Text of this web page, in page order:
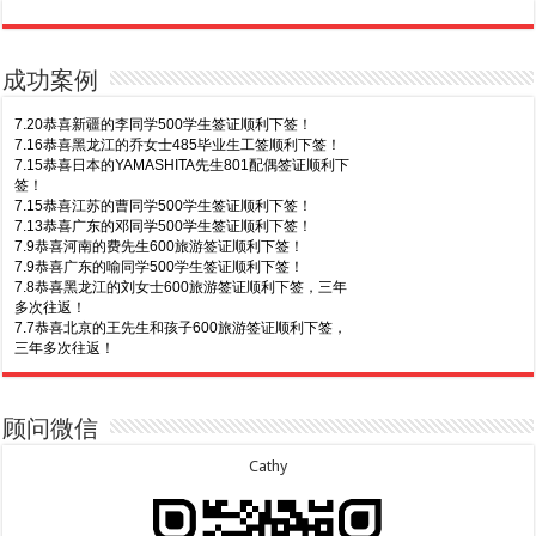
成功案例
7.29恭喜日本的Motegi女士485工作签证顺利下签！
7.28恭喜山东的李先生189技术移民签证顺利下签！
7.24恭喜辽宁的蔡同学500学生签证顺利下签！
7.22恭喜安徽的吴先生190技术移民签证顺利下签！
7.20恭喜新疆的李同学500学生签证顺利下签！
7.16恭喜黑龙江的乔女士485毕业生工签顺利下签！
7.15恭喜日本的YAMASHITA先生801配偶签证顺利下
签！
7.15恭喜江苏的曹同学500学生签证顺利下签！
7.13恭喜广东的邓同学500学生签证顺利下签！
7.9恭喜河南的费先生600旅游签证顺利下签！
7.9恭喜广东的喻同学500学生签证顺利下签！
7.8恭喜黑龙江的刘女士600旅游签证顺利下签，三年
多次往返！
7.7恭喜北京的王先生和孩子600旅游签证顺利下签，
三年多次往返！
of Science offer!
7.1恭喜辽宁的穆先生600旅游签证顺利下签，一年多
次往返！
6.30恭喜马来西亚的YAP先生夫妇482签证顺利下
6.30恭喜新疆的赵女士155居住返回签证顺利下签！
6.30恭喜江苏的万女士夫妇870签证顺利下签！
顾问微信
Cathy